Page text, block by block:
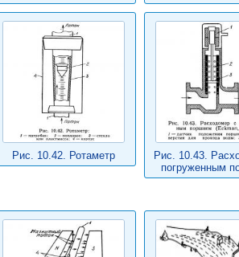
Рис. 10.42. Ротаметр
Рис. 10.43.
погруженным